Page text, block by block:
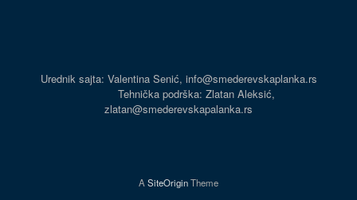
Urednik sajta: Valentina Senić, info@smederevskaplanka.rs
Tehnička podrška: Zlatan Aleksić,
zlatan@smederevskapalanka.rs
A SiteOriginTheme